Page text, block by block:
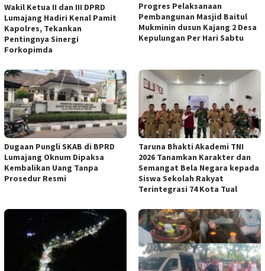
Wakil Ketua II dan III DPRD
Lumajang Hadiri Kenal Pamit
Kapolres, Tekankan
Pentingnya Sinergi
Forkopimda
Progres Pelaksanaan
Pembangunan Masjid Baitul
Mukminin dusun Kajang 2 Desa
Kepulungan Per Hari Sabtu
Dugaan Pungli SKAB di BPRD
Lumajang Oknum Dipaksa
Kembalikan Uang Tanpa
Prosedur Resmi
Taruna Bhakti Akademi TNI
2026 Tanamkan Karakter dan
Semangat Bela Negara kepada
Siswa Sekolah Rakyat
Terintegrasi 74 Kota Tual